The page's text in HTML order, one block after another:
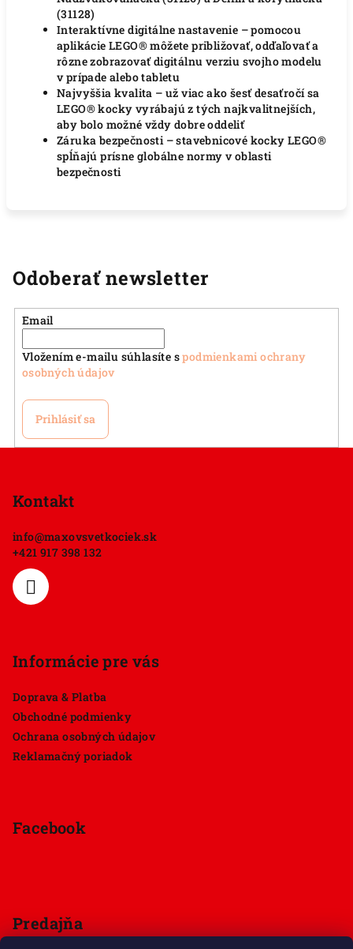
(31128)
Interaktívne digitálne nastavenie – pomocou
aplikácie LEGO® môžete približovať, odďaľovať a
rôzne zobrazovať digitálnu verziu svojho modelu
v prípade alebo tabletu
Najvyššia kvalita – už viac ako šesť desaťročí sa
LEGO® kocky vyrábajú z tých najkvalitnejších,
aby bolo možné vždy dobre oddeliť
Záruka bezpečnosti – stavebnicové kocky LEGO®
spĺňajú prísne globálne normy v oblasti
bezpečnosti
Odoberať newsletter
Email
Vložením e-mailu súhlasíte spodmienkami ochrany
osobných údajov
Prihlásiť sa
Kontakt
info@maxovsvetkociek.sk
+421 917 398 132
Informácie pre vás
Doprava & Platba
Obchodné podmienky
Ochrana osobných údajov
Reklamačný poriadok
Facebook
Predajňa